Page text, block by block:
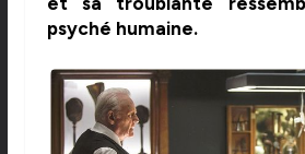
psyché humaine.